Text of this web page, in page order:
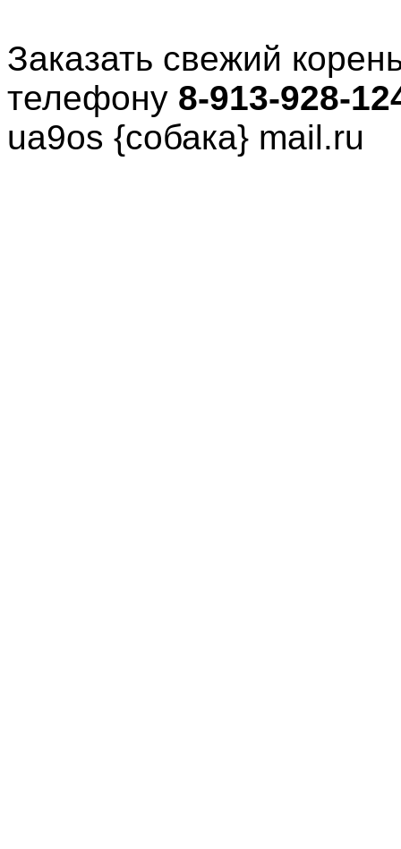
Заказать свежий
телефону 8-913-928-
ua9os {собака} mail.ru